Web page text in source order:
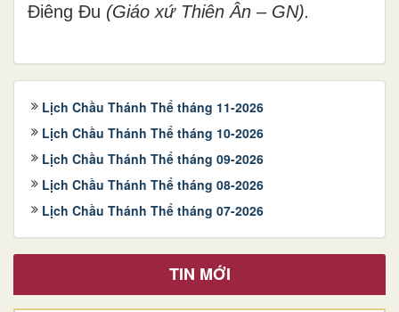
Điêng Đu (Giáo xứ Thiên Ân – GN).
Lịch Chầu Thánh Thể tháng 11-2026
Lịch Chầu Thánh Thể tháng 10-2026
Lịch Chầu Thánh Thể tháng 09-2026
Lịch Chầu Thánh Thể tháng 08-2026
Lịch Chầu Thánh Thể tháng 07-2026
TIN MỚI